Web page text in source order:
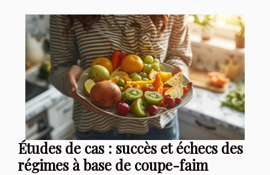
Études de cas : succès et échecs des
régimes à base de coupe-faim